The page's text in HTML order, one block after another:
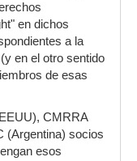
en dichos
a la
en el otro sentido
de esas
CMRRA
(Argentina) socios
esos